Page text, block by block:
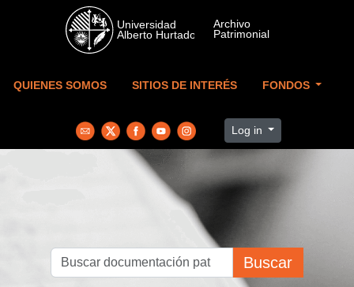
Skip to main content
QUIENES SOMOS SITIOS DE INTERÉS FONDOS
Log in
Buscar